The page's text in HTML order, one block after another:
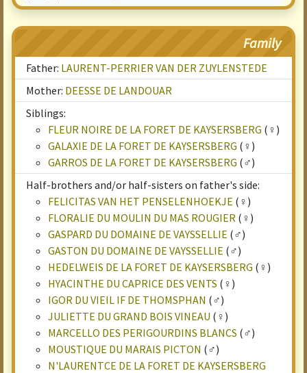
Family
Father: LAURENT-PERRIER VAN DER ZUYLENSTEDE
Mother: DEESSE DE LANDOUAR
Siblings:
FLEUR NOIRE DE LA FORET DE KAYSERSBERG (♀)
GALAXIE DE LA FORET DE KAYSERSBERG (♀)
GARROS DE LA FORET DE KAYSERSBERG (♂)
Half-brothers and/or half-sisters on father's side:
FELICITAS VAN HET PENSELENHOEKJE (♀)
FLORALIE DU MOULIN DU MAS ROUGIER (♀)
GASPARD DU DOMAINE DE VAYSSELLIE (♂)
GASTON DU DOMAINE DE VAYSSELLIE (♂)
HEDELWEIS DE LA FORET DE KAYSERSBERG (♀)
HYACINTHE DU CAPRICE DES VENTS (♀)
IGOR DU VIEIL IF DE THOMSPHAN (♂)
JULIETTE DU GRAND BOIS VINEAU (♀)
MARCELLO DES PERIGOURDINS BLANCS (♂)
MOUSTIQUE DU MARAIS PICTON (♂)
N'LAURENTCE DE LA FORET DE KAYSERSBERG